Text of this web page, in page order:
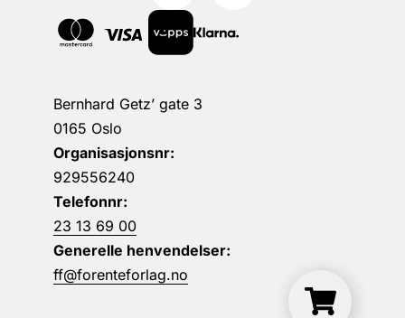
Bernhard Getz’ gate 3
0165 Oslo
Organisasjonsnr:
929556240
Telefonnr:
23 13 69 00
Generelle henvendelser:
ff@forenteforlag.no